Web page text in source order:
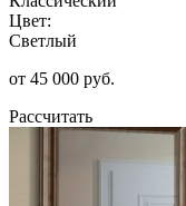
Цвет:
Светлый
от 45 000 руб.
Рассчитать